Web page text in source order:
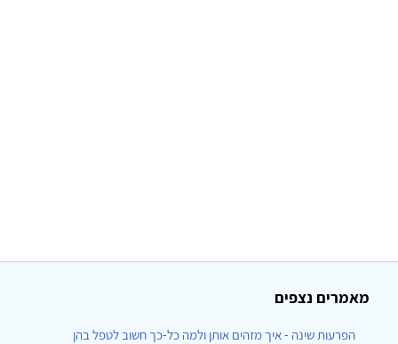
מאמרים נצפים
הפרעות שינה - איך מזהים אותן ולמה כל-כך חשוב לטפל בהן